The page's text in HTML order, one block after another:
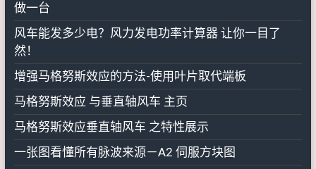
做一台
风车能发多少电？风力发电功率计算器 让你一目了
然！
增强马格努斯效应的方法-使用叶片取代端板
马格努斯效应 与垂直轴风车 主页
马格努斯效应垂直轴风车 之特性展示
一张图看懂所有脉波来源－A2 伺服方块图